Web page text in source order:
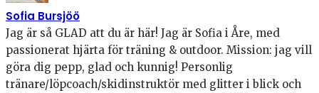
Sofia Bursjöö
Jag är så GLAD att du är här! Jag är Sofia i Åre, med
passionerat hjärta för träning & outdoor. Mission: jag vill
göra dig pepp, glad och kunnig! Personlig
tränare/löpcoach/skidinstruktör med glitter i blick och